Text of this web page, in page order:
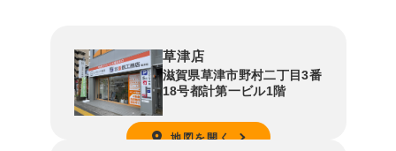
草津店
滋賀県草津市野村二丁目3番
18号都計第一ビル1階
地図を開く